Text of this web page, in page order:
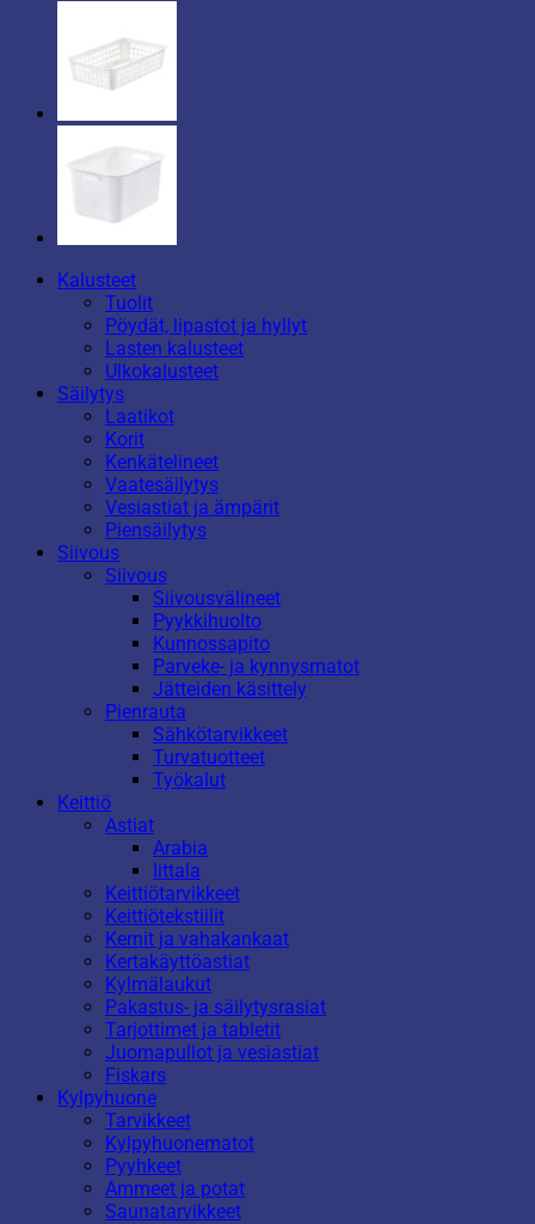
Kalusteet
Tuolit
Pöydät, lipastot ja hyllyt
Lasten kalusteet
Ulkokalusteet
Säilytys
Laatikot
Korit
Kenkätelineet
Vaatesäilytys
Vesiastiat ja ämpärit
Piensäilytys
Siivous
Siivous
Siivousvälineet
Pyykkihuolto
Kunnossapito
Parveke- ja kynnysmatot
Jätteiden käsittely
Pienrauta
Sähkötarvikkeet
Turvatuotteet
Työkalut
Keittiö
Astiat
Arabia
Iittala
Keittiötarvikkeet
Keittiötekstiilit
Kernit ja vahakankaat
Kertakäyttöastiat
Kylmälaukut
Pakastus- ja säilytysrasiat
Tarjottimet ja tabletit
Juomapullot ja vesiastiat
Fiskars
Kylpyhuone
Tarvikkeet
Kylpyhuonematot
Pyyhkeet
Ammeet ja potat
Saunatarvikkeet